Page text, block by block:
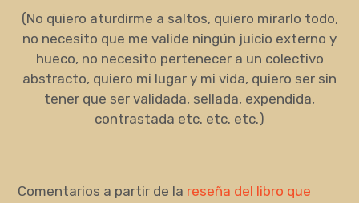
(No quiero aturdirme a saltos, quiero mirarlo todo,
no necesito que me valide ningún juicio externo y
hueco, no necesito pertenecer a un colectivo
abstracto, quiero mi lugar y mi vida, quiero ser sin
tener que ser validada, sellada, expendida,
contrastada etc. etc. etc.)
Comentarios a partir de la reseña del libro que